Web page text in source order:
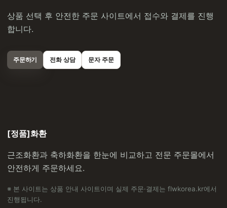
상품 선택 후 안전한 주문 사이트에서 접수와 결제를 진행
합니다.
주문하기 전화 상담 문자 주문
[정품]화환
근조화환과 축하화환을 한눈에 비교하고 전문 주문몰에서
안전하게 주문하세요.
※ 본 사이트는 상품 안내 사이트이며 실제 주문·결제는 flwkorea.kr에서
진행됩니다.